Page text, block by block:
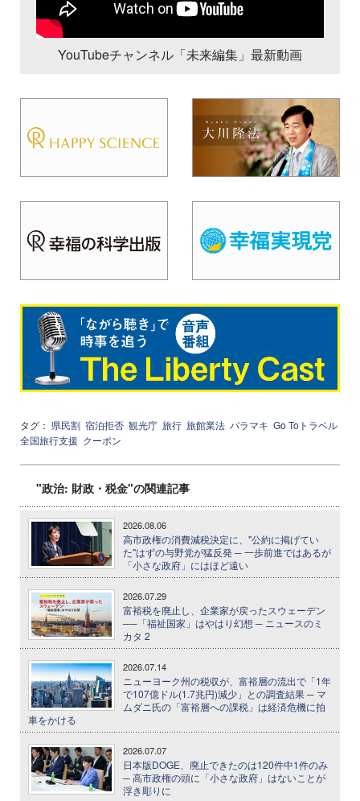
YouTubeチャンネル「未来編集」最新動画
タグ： 県民割 宿泊拒否 観光庁 旅行 旅館業法 バラマキ Go Toトラベル
全国旅行支援 クーポン
"政治: 財政・税金"の関連記事
2026.08.06
高市政権の消費減税決定に、"公約に掲げてい
た"はずの与野党が猛反発 ─ 一歩前進ではあるが
「小さな政府」にはほど遠い
2026.07.29
富裕税を廃止し、企業家が戻ったスウェーデン
──「福祉国家」はやはり幻想 ─ ニュースのミ
カタ 2
2026.07.14
ニューヨーク州の税収が、富裕層の流出で「1年
で107億ドル(1.7兆円)減少」との調査結果 ─ マ
ムダニ氏の「富裕層への課税」は経済危機に拍
車をかける
2026.07.07
日本版DOGE、廃止できたのは120件中1件のみ
─ 高市政権の頭に「小さな政府」はないことが
浮き彫りに